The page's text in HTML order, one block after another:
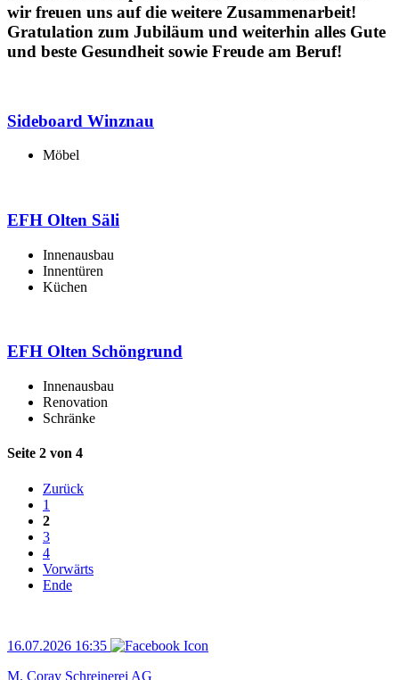
wir freuen uns auf die weitere Zusammenarbeit!
Gratulation zum Jubiläum und weiterhin alles Gute
und beste Gesundheit sowie Freude am Beruf!
Sideboard Winznau
Möbel
EFH Olten Säli
Innenausbau
Innentüren
Küchen
EFH Olten Schöngrund
Innenausbau
Renovation
Schränke
Seite 2 von 4
Zurück
1
2
3
4
Vorwärts
Ende
16.07.2026 16:35
M. Coray Schreinerei AG